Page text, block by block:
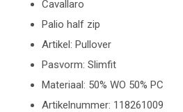
Cavallaro
Palio half zip
Artikel: Pullover
Pasvorm: Slimfit
Materiaal: 50% WO 50% PC
Artikelnummer: 118261009